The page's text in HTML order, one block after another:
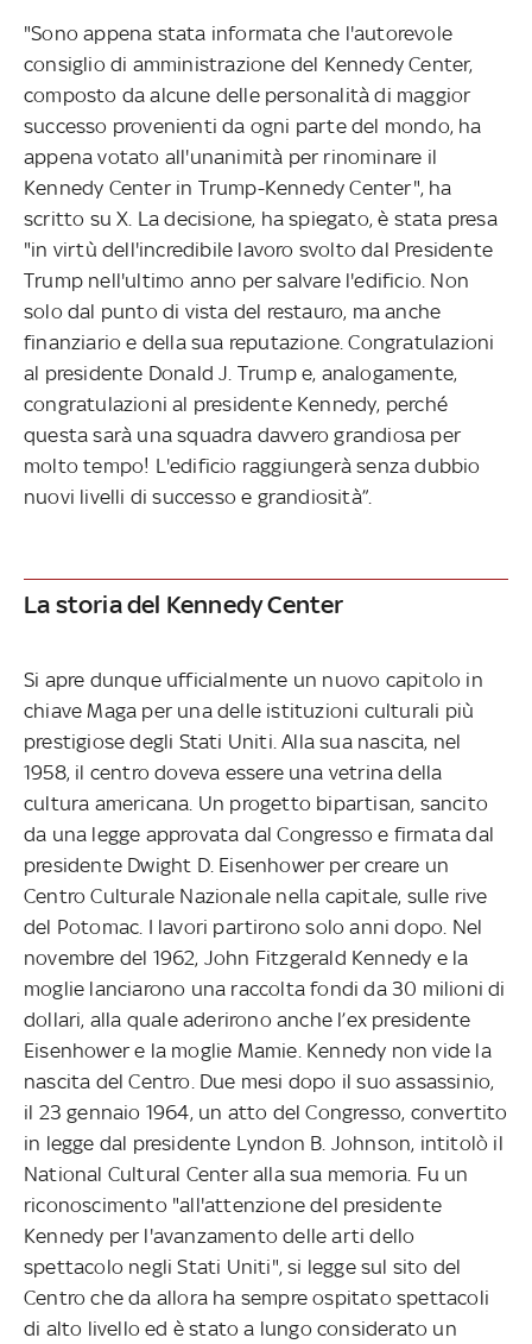
"Sono appena stata informata che l'autorevole
consiglio di amministrazione del Kennedy Center,
composto da alcune delle personalità di maggior
successo provenienti da ogni parte del mondo, ha
appena votato all'unanimità per rinominare il
Kennedy Center in Trump-Kennedy Center", ha
scritto su X. La decisione, ha spiegato, è stata presa
"in virtù dell'incredibile lavoro svolto dal Presidente
Trump nell'ultimo anno per salvare l'edificio. Non
solo dal punto di vista del restauro, ma anche
finanziario e della sua reputazione. Congratulazioni
al presidente Donald J. Trump e, analogamente,
congratulazioni al presidente Kennedy, perché
questa sarà una squadra davvero grandiosa per
molto tempo! L'edificio raggiungerà senza dubbio
nuovi livelli di successo e grandiosità”.
La storia del Kennedy Center
Si apre dunque ufficialmente un nuovo capitolo in
chiave Maga per una delle istituzioni culturali più
prestigiose degli Stati Uniti. Alla sua nascita, nel
1958, il centro doveva essere una vetrina della
cultura americana. Un progetto bipartisan, sancito
da una legge approvata dal Congresso e firmata dal
presidente Dwight D. Eisenhower per creare un
Centro Culturale Nazionale nella capitale, sulle rive
del Potomac. I lavori partirono solo anni dopo. Nel
novembre del 1962, John Fitzgerald Kennedy e la
moglie lanciarono una raccolta fondi da 30 milioni di
dollari, alla quale aderirono anche l’ex presidente
Eisenhower e la moglie Mamie. Kennedy non vide la
nascita del Centro. Due mesi dopo il suo assassinio,
il 23 gennaio 1964, un atto del Congresso, convertito
in legge dal presidente Lyndon B. Johnson, intitolò il
National Cultural Center alla sua memoria. Fu un
riconoscimento "all'attenzione del presidente
Kennedy per l'avanzamento delle arti dello
spettacolo negli Stati Uniti", si legge sul sito del
Centro che da allora ha sempre ospitato spettacoli
di alto livello ed è stato a lungo considerato un